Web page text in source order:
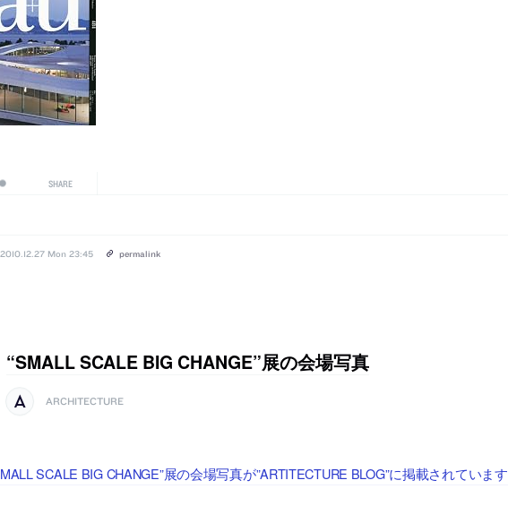
SHARE
2010.12.27 Mon 23:45 permalink
“SMALL SCALE BIG CHANGE”展の会場写真
ARCHITECTURE
SCALE BIG CHANGE”展の会場写真が”ARTITECTURE BLOG”に掲載されています